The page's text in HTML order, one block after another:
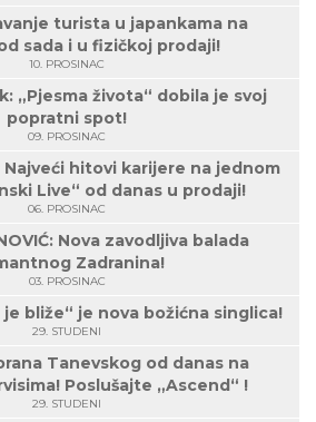
turista u japankama na
sada i u fizičkoj prodaji!
10. PROSINAC
„Pjesma života“ dobila je svoj
popratni spot!
09. PROSINAC
hitovi karijere na jednom
Live“ od danas u prodaji!
06. PROSINAC
Nova zavodljiva balada
Zadranina!
03. PROSINAC
je bliže“ je nova božićna singlica!
29. STUDENI
Tanevskog od danas na
Poslušajte „Ascend“ !
29. STUDENI